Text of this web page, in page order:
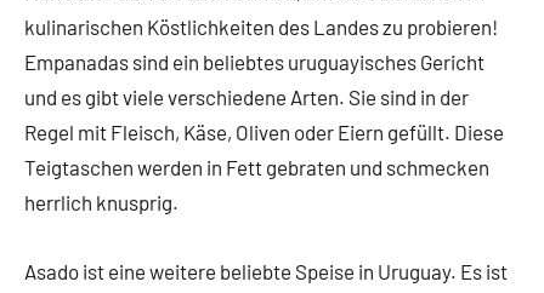
kulinarischen Köstlichkeiten des Landes zu probieren!
Empanadas sind ein beliebtes uruguayisches Gericht
und es gibt viele verschiedene Arten. Sie sind in der
Regel mit Fleisch, Käse, Oliven oder Eiern gefüllt. Diese
Teigtaschen werden in Fett gebraten und schmecken
herrlich knusprig.
Asado ist eine weitere beliebte Speise in Uruguay. Es ist